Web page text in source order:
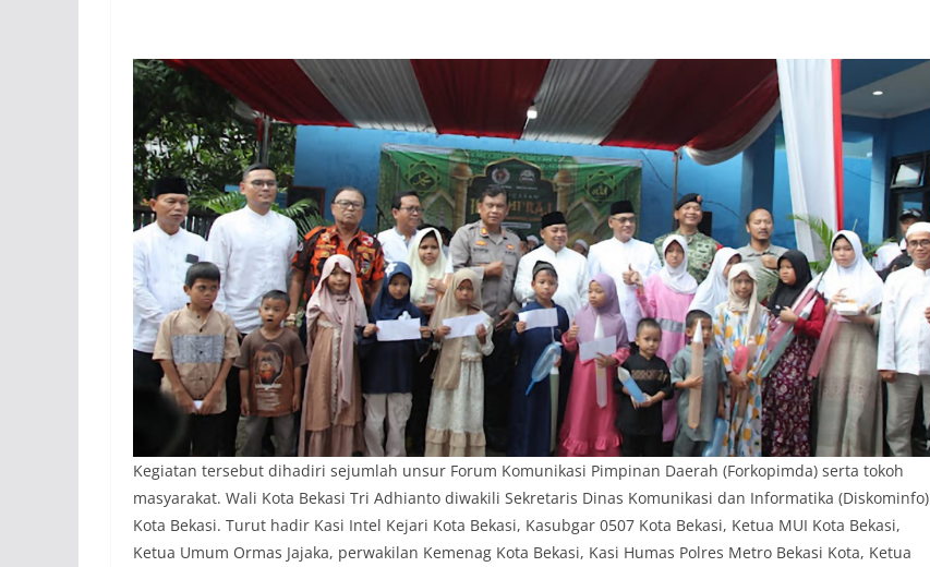
Kegiatan tersebut dihadiri sejumlah unsur Forum Komunikasi Pimpinan Daerah (Forkopimda) serta tokoh
masyarakat. Wali Kota Bekasi Tri Adhianto diwakili Sekretaris Dinas Komunikasi dan Informatika (Diskominfo)
Kota Bekasi. Turut hadir Kasi Intel Kejari Kota Bekasi, Kasubgar 0507 Kota Bekasi, Ketua MUI Kota Bekasi,
Ketua Umum Ormas Jajaka, perwakilan Kemenag Kota Bekasi, Kasi Humas Polres Metro Bekasi Kota, Ketua